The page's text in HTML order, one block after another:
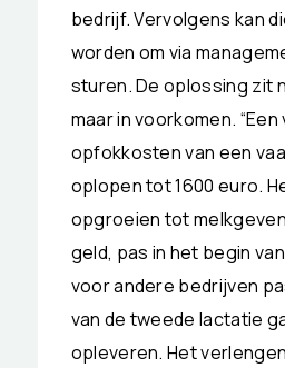
bedrijf. Vervolgens kan
worden om via
sturen. De oplossing zit
maar in voorkomen.
opfokkosten van een
oplopen tot 1600 euro.
opgroeien tot
geld, pas in het begin
voor andere bedrijven
van de tweede lactatie
opleveren. Het